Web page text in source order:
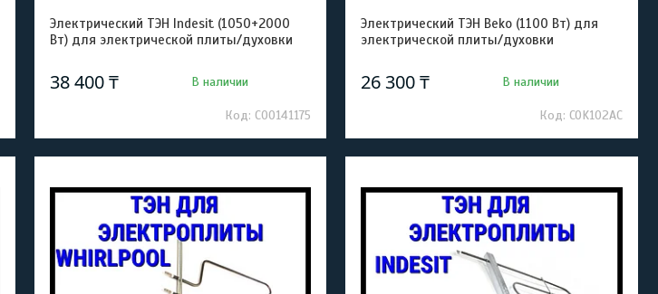
Электрический ТЭН Indesit (1050+2000
Вт) для электрической плиты/духовки
38 400 ₸ В наличии
C00141175
Электрический ТЭН Beko (1100 Вт) для
электрической плиты/духовки
26 300 ₸ В наличии
COK102AC